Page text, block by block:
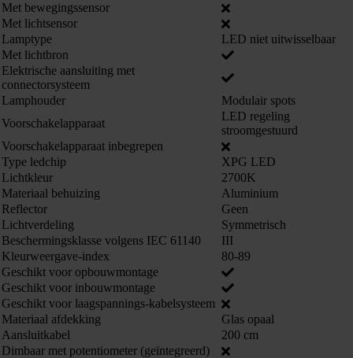
Met bewegingssensor
Met lichtsensor
Lamptype
LED niet uitwisselbaar
Met lichtbron
Elektrische aansluiting met
connectorsysteem
Lamphouder
Modulair spots
Voorschakelapparaat
LED regeling
stroomgestuurd
Voorschakelapparaat inbegrepen
Type ledchip
XPG LED
Lichtkleur
2700K
Materiaal behuizing
Aluminium
Reflector
Geen
Lichtverdeling
Symmetrisch
Beschermingsklasse volgens IEC 61140
III
Kleurweergave-index
80-89
Geschikt voor opbouwmontage
Geschikt voor inbouwmontage
Geschikt voor laagspannings-kabelsysteem
Materiaal afdekking
Glas opaal
Aansluitkabel
200 cm
Dimbaar met potentiometer (geïntegreerd)